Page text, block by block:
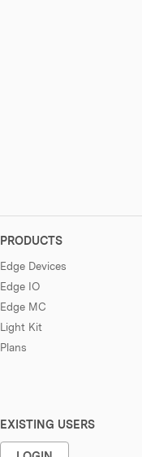
PRODUCTS
Edge Devices
Edge IO
Edge MC
Light Kit
Plans
EXISTING USERS